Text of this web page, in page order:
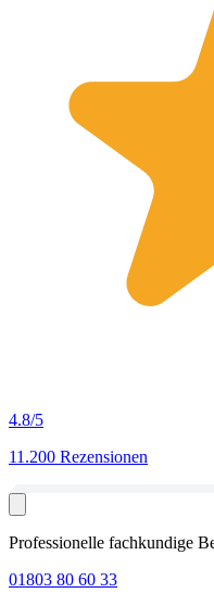
4.8/5
11.200 Rezensionen
Professionelle fachkundige
01803 80 60 33